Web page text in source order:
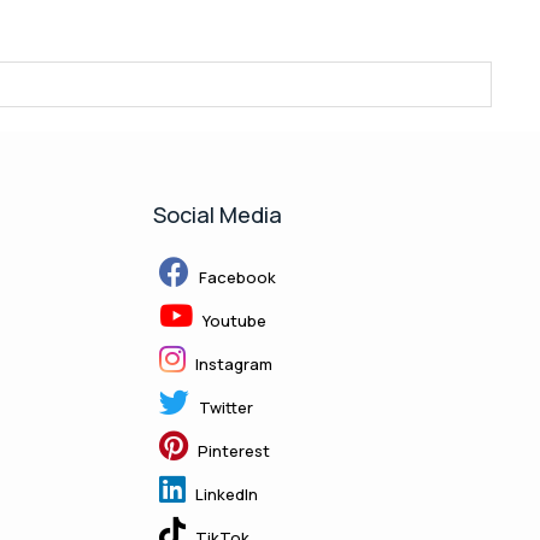
Social Media
Facebook
Youtube
Instagram
Twitter
Pinterest
LinkedIn